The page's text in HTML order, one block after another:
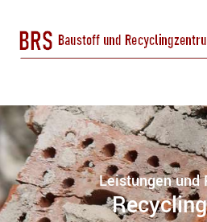
Leistungen und